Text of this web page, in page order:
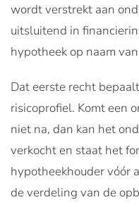
wordt verstrekt aan
uitsluitend in
hypotheek op naam
Dat eerste recht
risicoprofiel. Komt een
niet na, dan kan het
verkocht en staat het
hypotheekhouder vóór
de verdeling van de